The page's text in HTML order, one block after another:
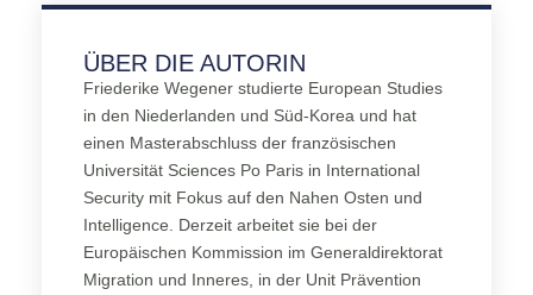
ÜBER DIE AUTORIN
Friederike Wegener studierte European Studies
in den Niederlanden und Süd-Korea und hat
einen Masterabschluss der französischen
Universität Sciences Po Paris in International
Security mit Fokus auf den Nahen Osten und
Intelligence. Derzeit arbeitet sie bei der
Europäischen Kommission im Generaldirektorat
Migration und Inneres, in der Unit Prävention